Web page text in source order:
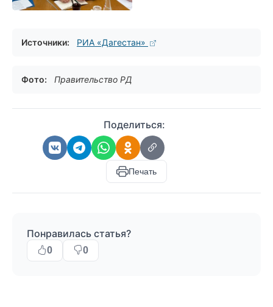
Источники: РИА «Дагестан»
Фото: Правительство РД
Поделиться:
Печать
Понравилась статья?
0 0